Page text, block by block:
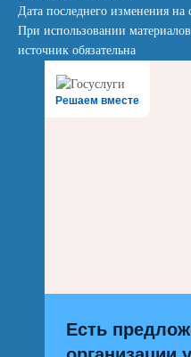
Дата последнего изменения на
При использовании
источник обязательна
Решаем вместе
Есть